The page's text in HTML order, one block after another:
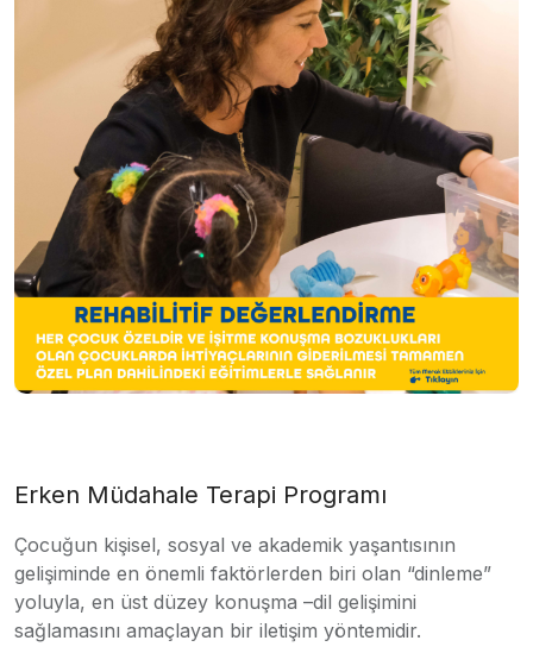
Erken Müdahale Terapi Programı
Çocuğun kişisel, sosyal ve akademik yaşantısının
gelişiminde en önemli faktörlerden biri olan “dinleme”
yoluyla, en üst düzey konuşma –dil gelişimini
sağlamasını amaçlayan bir iletişim yöntemidir.